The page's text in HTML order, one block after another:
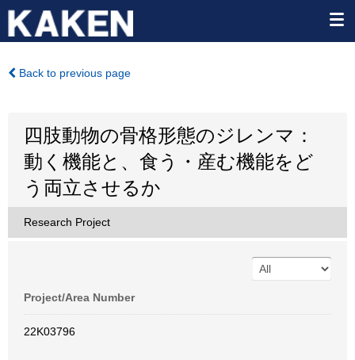
Back to previous page
四肢動物の骨格形態のジレンマ：
動く機能と、食う・産む機能をど
う両立させるか
Research Project
Project/Area Number
22K03796